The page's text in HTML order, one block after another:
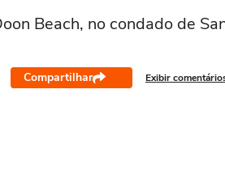
Beach, no condado de
Compartilhar Exibir